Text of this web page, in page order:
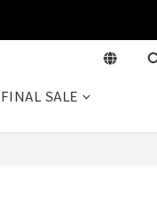
FINAL SALE